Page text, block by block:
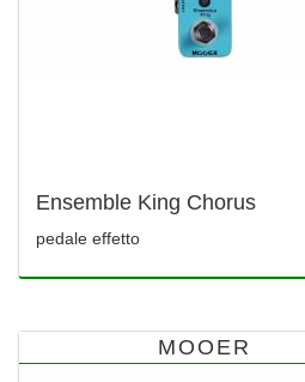
Ensemble King Chorus
pedale effetto
MOOER